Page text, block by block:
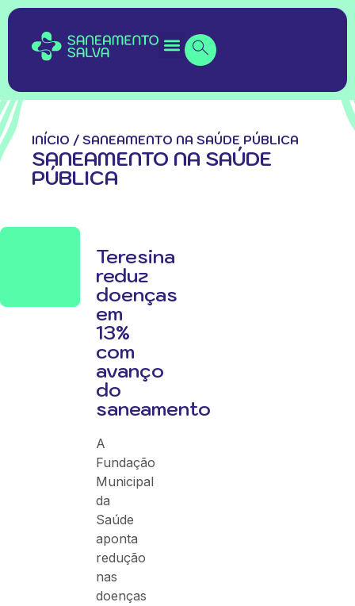
INÍCIO / SANEAMENTO NA SAÚDE PÚBLICA
SANEAMENTO NA SAÚDE
PÚBLICA
Teresina
reduz
doenças
em
13%
com
avanço
do
saneamento
A
Fundação
Municipal
da
Saúde
aponta
redução
nas
doenças